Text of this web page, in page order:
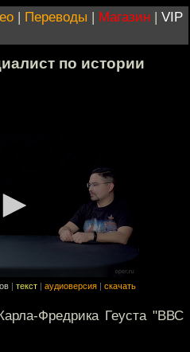
| Переводы | Магазин | VIP
по истории
текст аудиоверсия скачать
Фредрика Геуста "ВВС